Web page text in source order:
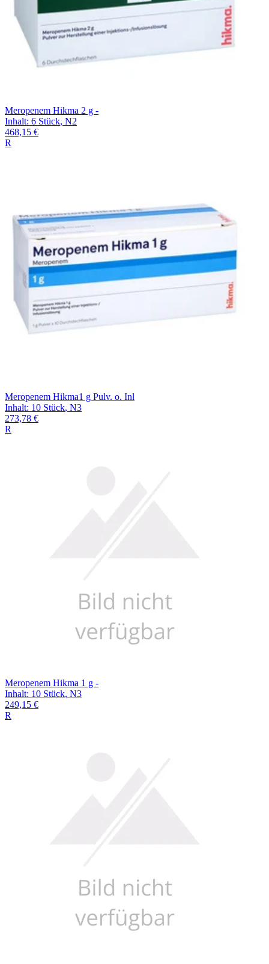
Meropenem Hikma 2 g -
Inhalt: 6 Stück, N2
468,15 €
R
Meropenem Hikma1 g Pulv. o. Inl
Inhalt: 10 Stück, N3
273,78 €
R
Meropenem Hikma 1 g -
Inhalt: 10 Stück, N3
249,15 €
R